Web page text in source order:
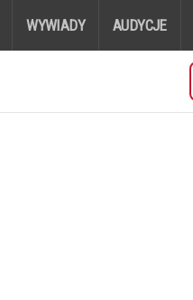
WYWIADY AUDYCJE